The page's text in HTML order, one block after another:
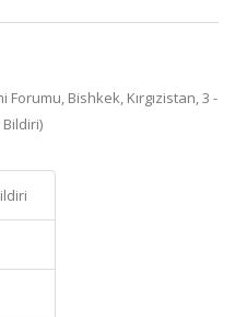
Forumu, Bishkek, Kırgızistan, 3 -
Bildiri)